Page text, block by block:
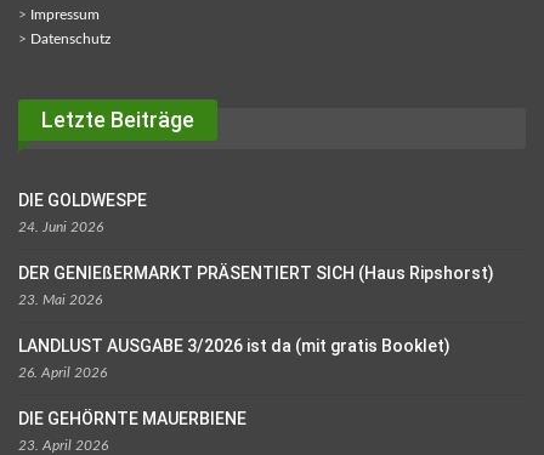
> Impressum
> Datenschutz
Letzte Beiträge
DIE GOLDWESPE
24. Juni 2026
DER GENIEßERMARKT PRÄSENTIERT SICH (Haus Ripshorst)
23. Mai 2026
LANDLUST AUSGABE 3/2026 ist da (mit gratis Booklet)
26. April 2026
DIE GEHÖRNTE MAUERBIENE
23. April 2026